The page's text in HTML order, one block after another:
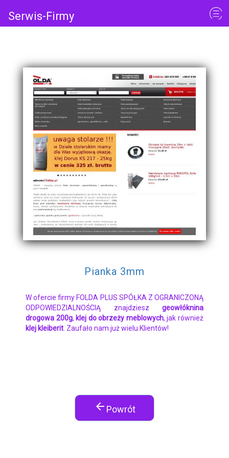
Serwis-Firmy
Pianka 3mm
W ofercie firmy FOLDA PLUS SPÓŁKA Z OGRANICZONĄ
ODPOWIEDZIALNOŚCIĄ znajdziesz geowłóknina
drogowa 200g, klej do obrzeży meblowych, jak również
klej kleiberit . Zaufało nam już wielu Klientów!
arrow_back Powrót